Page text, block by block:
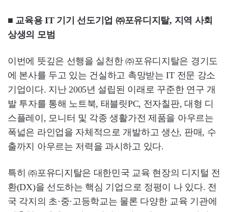
■ 교육용 IT 기기 선도기업 ㈜포유디지탈, 지역 사회
상생의 모범
이번에 뜻깊은 선행을 실천한 ㈜포유디지탈은 경기도
에 본사를 두고 있는 건실하고 촉망받는 IT 전문 강소
기업이다. 지난 2005년 설립된 이래로 꾸준한 연구 개
발 투자를 통해 노트북, 태블릿PC, 전자칠판, 대형 디
스플레이, 모니터 및 각종 생활가전 제품을 아우르는
폭넓은 라인업을 자체적으로 개발하고 생산, 판매, 수
출까지 아우르는 저력을 과시하고 있다.
특히 ㈜포유디지탈은 대한민국 교육 현장의 디지털 전
환(DX)을 선도하는 핵심 기업으로 정평이 나 있다. 전
국 각지의 초·중·고등학교는 물론 다양한 교육 기관에